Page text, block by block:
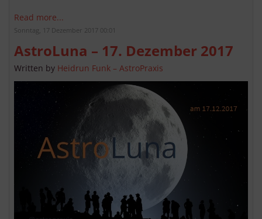
Read more...
Sonntag, 17 Dezember 2017 00:01
AstroLuna – 17. Dezember 2017
Written by Heidrun Funk – AstroPraxis